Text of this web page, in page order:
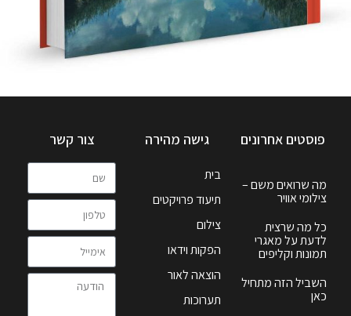
פוסטים אחרונים
מה שרואים משם –
צילומי אוויר
כל מה שרצית
לדעת על מאגרי
תמונות וקליפים
השביל הזה מתחיל
כאן
גישה מהירה
בית
תיעוד פרויקטים
צילום
הפקות וידאו
הוצאה לאור
תערוכות
צור קשר